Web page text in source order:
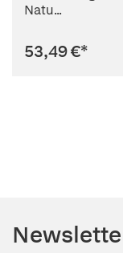
Natu...
53,49 €*